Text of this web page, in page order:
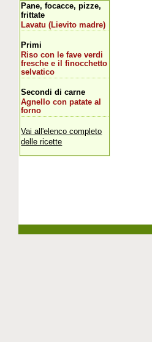
Pane, focacce, pizze,
frittate
Lavatu (Lievito madre)
Primi
Riso con le fave verdi
fresche e il finocchetto
selvatico
Secondi di carne
Agnello con patate al
forno
Vai all'elenco completo
delle ricette